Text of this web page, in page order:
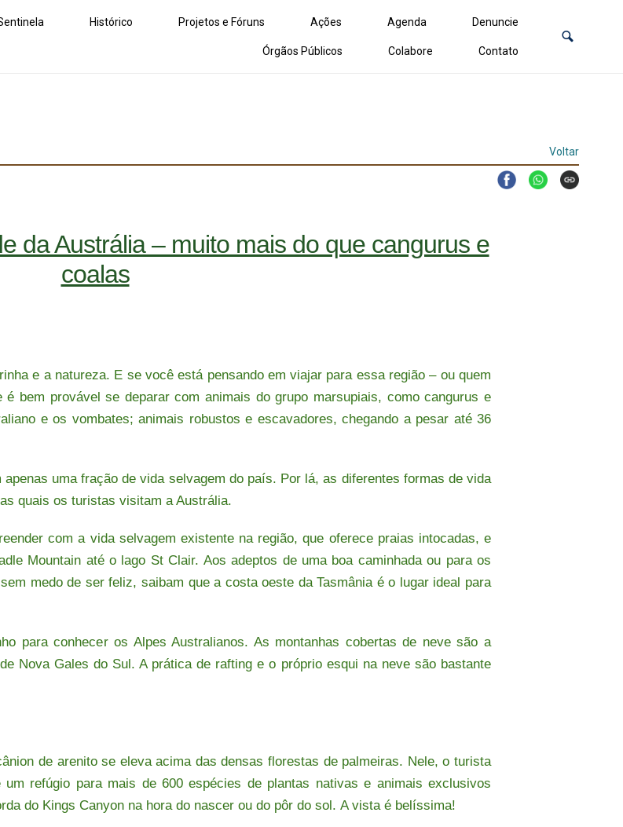
Histórico Projetos e Fóruns Ações Agenda Denuncie
Órgãos Públicos Colabore Contato
Voltar
da Austrália – muito mais do que cangurus e
coalas
e a natureza. E se você está pensando em viajar para essa região – ou quem
é bem provável se deparar com animais do grupo marsupiais, como cangurus e
e os vombates; animais robustos e escavadores, chegando a pesar até 36
uma fração de vida selvagem do país. Por lá, as diferentes formas de vida
quais os turistas visitam a Austrália.
com a vida selvagem existente na região, que oferece praias intocadas, e
Mountain até o lago St Clair. Aos adeptos de uma boa caminhada ou para os
medo de ser feliz, saibam que a costa oeste da Tasmânia é o lugar ideal para
para conhecer os Alpes Australianos. As montanhas cobertas de neve são a
Nova Gales do Sul. A prática de rafting e o próprio esqui na neve são bastante
de arenito se eleva acima das densas florestas de palmeiras. Nele, o turista
refúgio para mais de 600 espécies de plantas nativas e animais exclusivos
do Kings Canyon na hora do nascer ou do pôr do sol. A vista é belíssima!